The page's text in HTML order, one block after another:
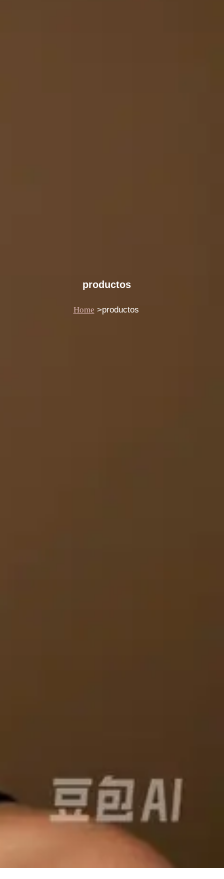
productos
Home >productos